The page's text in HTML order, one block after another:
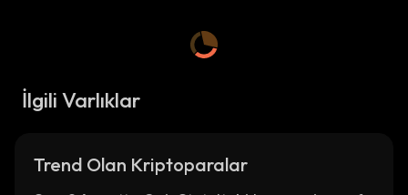
İlgili Varlıklar
Trend Olan Kriptoparalar